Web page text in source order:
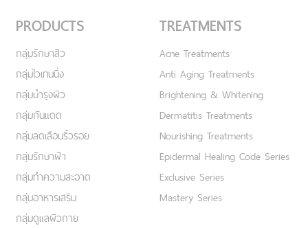
PRODUCTS
กลุ่มรักษาสิว
กลุ่มไวเทนนิ่ง
กลุ่มบำรุงผิว
กลุ่มกันแดด
กลุ่มลดเลือนริ้วรอย
กลุ่มรักษาฝ้า
กลุ่มทำความสะอาด
กลุ่มอาหารเสริม
กลุ่มดูแลผิวกาย
TREATMENTS
Acne Treatments
Anti Aging Treatments
Brightening & Whitening
Dermatitis Treatments
Nourishing Treatments
Epidermal Healing Code Series
Exclusive Series
Mastery Series